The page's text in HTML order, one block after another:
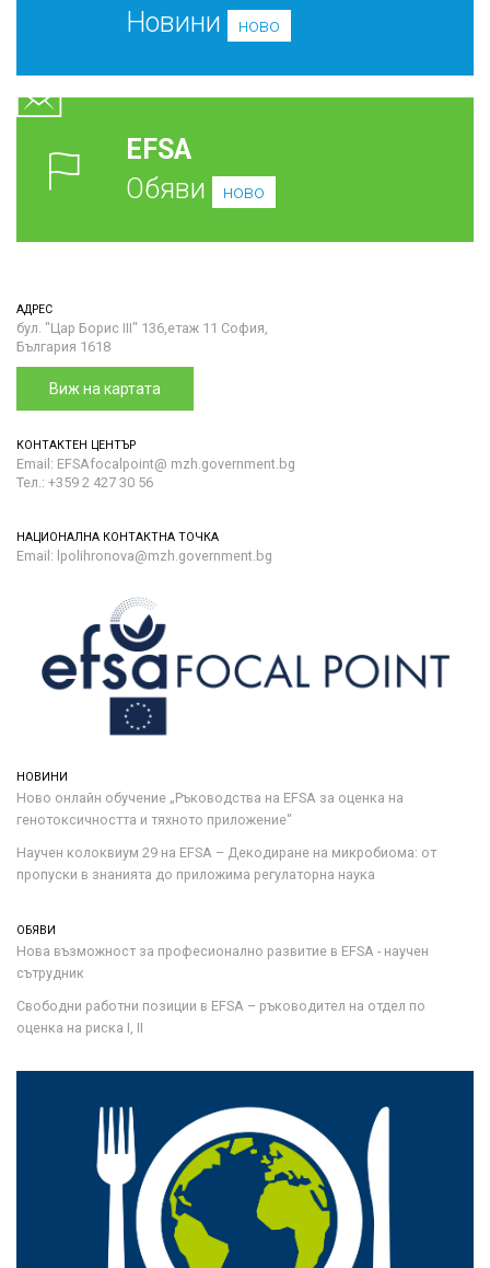
Новини
ново
EFSA
Обяви
ново
АДРЕС
бул. "Цар Борис III" 136,етаж 11 София,
България 1618
Виж на картата
КОНТАКТЕН ЦЕНТЪР
Email: EFSAfocalpoint@ mzh.government.bg
Тел.: +359 2 427 30 56
НАЦИОНАЛНА КОНТАКТНА ТОЧКА
Email: lpolihronova@mzh.government.bg
НОВИНИ
Ново онлайн обучение „Ръководства на ЕFSA за оценка на
генотоксичността и тяхното приложение“
Научен колоквиум 29 на EFSA – Декодиране на микробиома: от
пропуски в знанията до приложима регулаторна наука
ОБЯВИ
Нова възможност за професионално развитие в EFSA - научен
сътрудник
Свободни работни позиции в EFSA – ръководител на отдел по
оценка на риска I, II